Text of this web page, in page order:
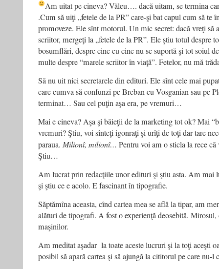
Am uitat pe cineva? Văleu…. dacă uitam, se termina
.Cum să uiţi „fetele de la PR” care-şi bat capul cum să te
promoveze. Ele sînt motorul. Un mic secret: dacă vreţi să
scriitor, mergeţi la „fetele de la PR”. Ele ştiu totul despre
bosumflări, despre cine cu cine nu se suportă şi tot soiul
multe despre “marele scriitor în viaţă”. Fetelor, nu mă
Să nu uit nici secretarele din edituri. Ele sînt cele mai
care cumva să confunzi pe Breban cu Vosganian sau pe
terminat… Sau cel puţin aşa era, pe vremuri…
Mai e cineva? Aşa şi băieţii de la marketing tot ok? Mai
vremuri? Ştiu, voi sînteţi igonraţi şi urîţi de toţi dar tare
paraua. Milionî, milionî… Pentru voi am o sticla la rece
Ştiu…
Am lucrat prin redacţiile unor edituri şi ştiu asta. Am mai
şi ştiu ce e acolo. E fascinant în tipografie.
Săptămîna aceasta, cînd cartea mea se află la tipar, am
alături de tipografi. A fost o experienţă deosebită.
maşinilor.
Am meditat aşadar la toate aceste lucruri şi la toţi aceşti
posibil să apară cartea şi să ajungă la cititorul pe care nu-l